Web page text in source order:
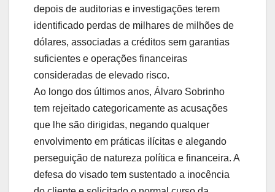
depois de auditorias e investigações terem
identificado perdas de milhares de milhões de
dólares, associadas a créditos sem garantias
suficientes e operações financeiras
consideradas de elevado risco.
Ao longo dos últimos anos, Álvaro Sobrinho
tem rejeitado categoricamente as acusações
que lhe são dirigidas, negando qualquer
envolvimento em práticas ilícitas e alegando
perseguição de natureza política e financeira. A
defesa do visado tem sustentado a inocência